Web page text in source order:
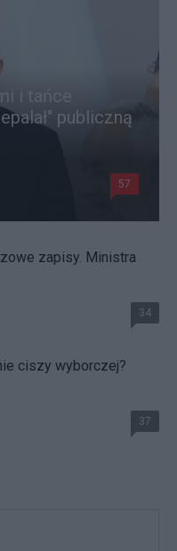
i tańce
publiczną
57
zapisy. Ministra
34
ciszy wyborczej?
37